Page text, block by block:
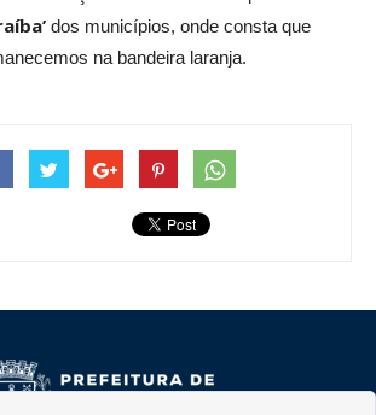
dos municípios, onde consta que
na bandeira laranja.